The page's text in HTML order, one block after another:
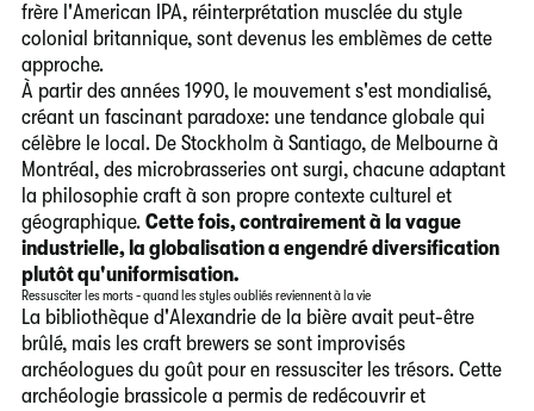
frère l'American IPA, réinterprétation musclée du style
colonial britannique, sont devenus les emblèmes de cette
approche.
À partir des années 1990, le mouvement s'est mondialisé,
créant un fascinant paradoxe: une tendance globale qui
célèbre le local. De Stockholm à Santiago, de Melbourne à
Montréal, des microbrasseries ont surgi, chacune adaptant
la philosophie craft à son propre contexte culturel et
géographique. Cette fois, contrairement à la vague
industrielle, la globalisation a engendré diversification
plutôt qu'uniformisation.
Ressusciter les morts - quand les styles oubliés reviennent à la vie
La bibliothèque d'Alexandrie de la bière avait peut-être
brûlé, mais les craft brewers se sont improvisés
archéologues du goût pour en ressusciter les trésors. Cette
archéologie brassicole a permis de redécouvrir et